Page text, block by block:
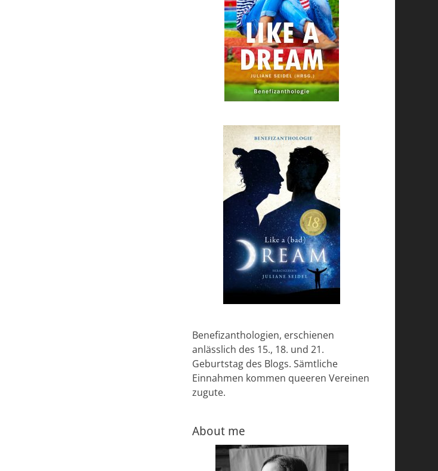
Benefizanthologien, erschienen
anlässlich des 15., 18. und 21.
Geburtstag des Blogs. Sämtliche
Einnahmen kommen queeren Vereinen
zugute.
About me